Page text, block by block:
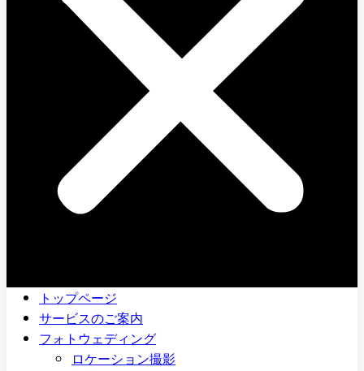
トップページ
サービスのご案内
フォトウェディング
ロケーション撮影